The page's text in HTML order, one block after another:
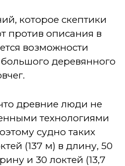
которое скептики
против описания в
возможности
деревянного
древние люди не
технологиями
судно таких
(137 м) в длину, 50
и 30 локтей (13,7